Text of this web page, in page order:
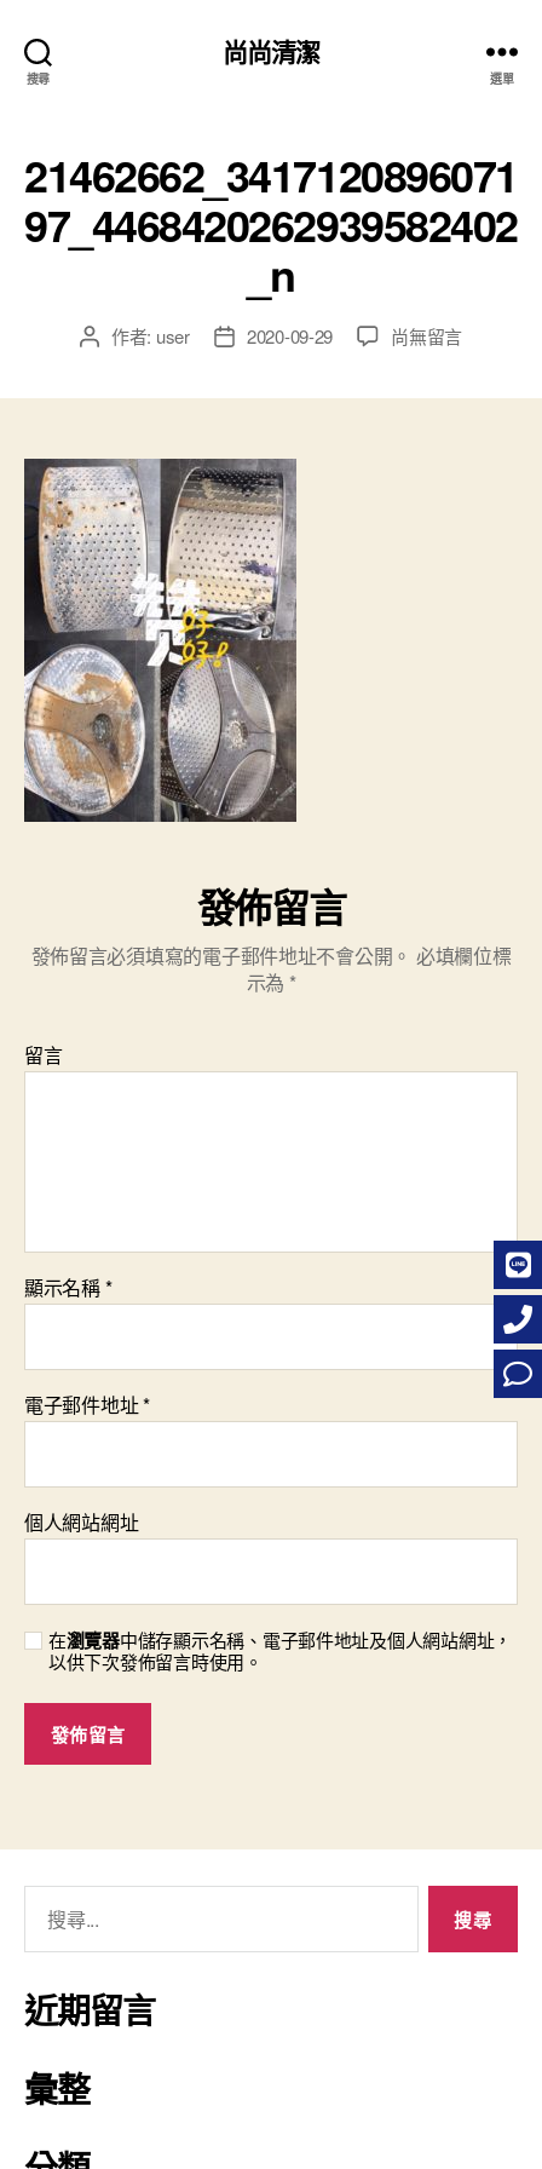
搜尋
尚尚清潔
選單
21462662_3417120896071
97_4468420262939582402
_n
作者: user 2020-09-29 尚無留言
發佈留言
發佈留言必須填寫的電子郵件地址不會公開。 必填欄位標
示為 *
留言
顯示名稱*
電子郵件地址*
個人網站網址
在瀏覽器中儲存顯示名稱、電子郵件地址及個人網站網址，
以供下次發佈留言時使用。
近期留言
彙整